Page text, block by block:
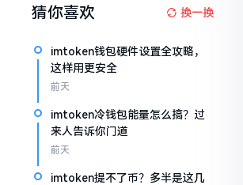
猜你喜欢 换一换
imtoken钱包硬件设置全攻略，
这样用更安全
前天
imtoken冷钱包能量怎么搞？过
来人告诉你门道
前天
imtoken提不了币？多半是这几